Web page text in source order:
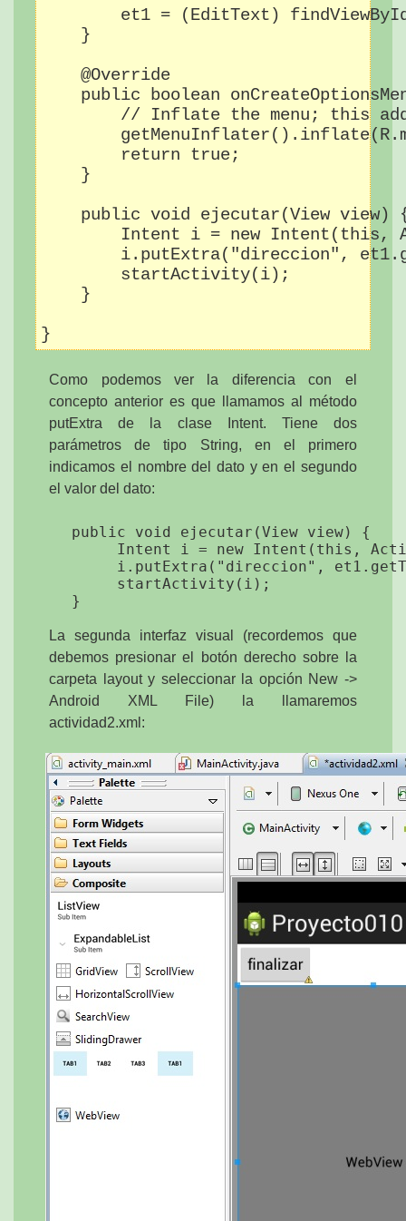
et1 = (EditText)
    }
    @Override
public boolean
// Inflate the menu; this
        return true;
    }
public void ejecutar(View view)
Intent i = new Intent(this,
i.putExtra("direccion",
        startActivity(i);
    }
}
Como podemos ver la diferencia con el
concepto anterior es que llamamos al método
putExtra de la clase Intent. Tiene dos
parámetros de tipo String, en el primero
indicamos el nombre del dato y en el segundo
el valor del dato:
    public void ejecutar(View view) {
Intent i = new Intent(this,
i.putExtra("direccion",
         startActivity(i);
La segunda interfaz visual (recordemos que
debemos presionar el botón derecho sobre la
carpeta layout y seleccionar la opción New ->
Android XML File) la llamaremos
actividad2.xml: